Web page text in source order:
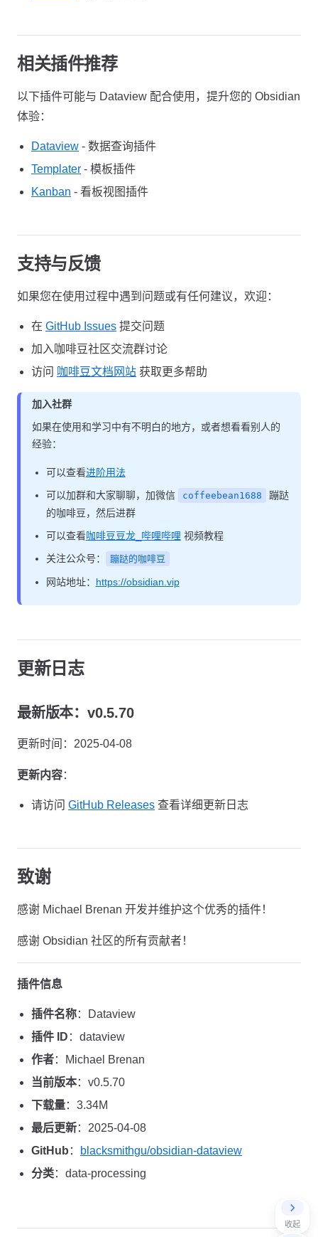
收起
相关插件推荐
以下插件可能与 Dataview 配合使用，提升您的 Obsidian
体验：
Dataview - 数据查询插件
Templater - 模板插件
Kanban - 看板视图插件
支持与反馈
如果您在使用过程中遇到问题或有任何建议，欢迎：
在 GitHub Issues 提交问题
加入咖啡豆社区交流群讨论
访问 咖啡豆文档网站 获取更多帮助
加入社群
如果在使用和学习中有不明白的地方，或者想看看别人的
经验：
可以查看进阶用法
可以加群和大家聊聊，加微信
coffeebean1688
蹦跶
的咖啡豆，然后进群
可以查看咖啡豆豆龙_哔哩哔哩 视频教程
关注公众号：
蹦跶的咖啡豆
网站地址： https://obsidian.vip
更新日志
最新版本：v0.5.70
更新时间：2025-04-08
更新内容：
请访问 GitHub Releases 查看详细更新日志
致谢
感谢 Michael Brenan 开发并维护这个优秀的插件！
感谢 Obsidian 社区的所有贡献者！
插件信息
插件名称：Dataview
插件 ID ：dataview
作者：Michael Brenan
当前版本：v0.5.70
下载量：3.34M
最后更新：2025-04-08
GitHub ：
blacksmithgu/obsidian-dataview
分类：data-processing